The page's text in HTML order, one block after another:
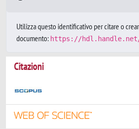
Utilizza questo identificativo per citare o
documento: https://hdl.handle.net/
Citazioni